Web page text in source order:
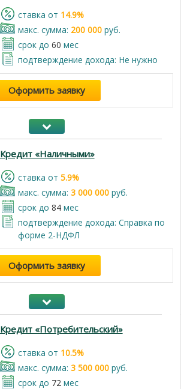
cтавка от 14.9%
макс. сумма: 200 000руб.
срок до 60 мес
подтверждение дохода: Не нужно
Оформить заявку
Кредит «Наличными»
cтавка от 5.9%
макс. сумма: 3 000 000руб.
срок до 84мес
подтверждение дохода: Справка по
форме 2-НДФЛ
Оформить заявку
Кредит «Потребительский»
cтавка от 10.5%
макс. сумма: 3 500 000руб.
срок до 72 мес